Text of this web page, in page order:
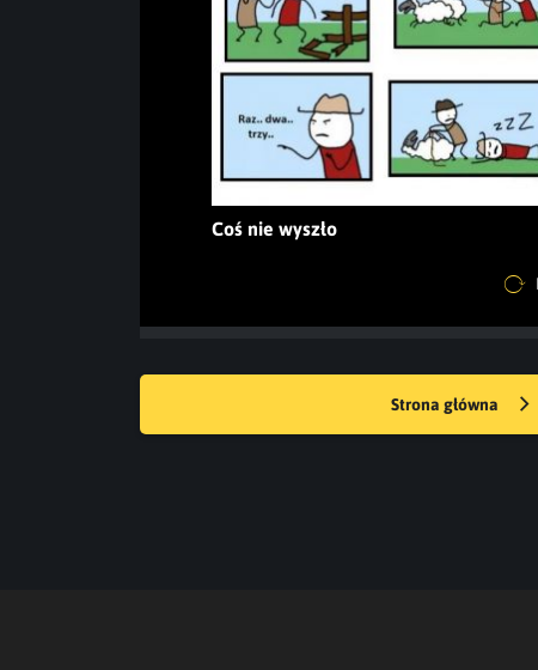
Coś nie wyszło
Strona główna